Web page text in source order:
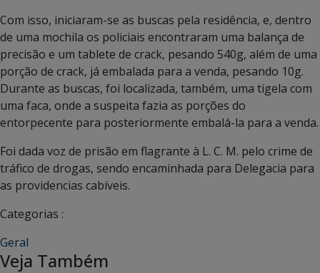
Com isso, iniciaram-se as buscas pela residência, e, dentro
de uma mochila os policiais encontraram uma balança de
precisão e um tablete de crack, pesando 540g, além de uma
porção de crack, já embalada para a venda, pesando 10g.
Durante as buscas, foi localizada, também, uma tigela com
uma faca, onde a suspeita fazia as porções do
entorpecente para posteriormente embalá-la para a venda.
Foi dada voz de prisão em flagrante à L. C. M. pelo crime de
tráfico de drogas, sendo encaminhada para Delegacia para
as providencias cabíveis.
Categorias :
Geral
Veja Também